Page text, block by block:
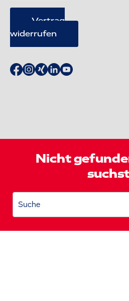
Vertrag
widerrufen
Nicht
Suche